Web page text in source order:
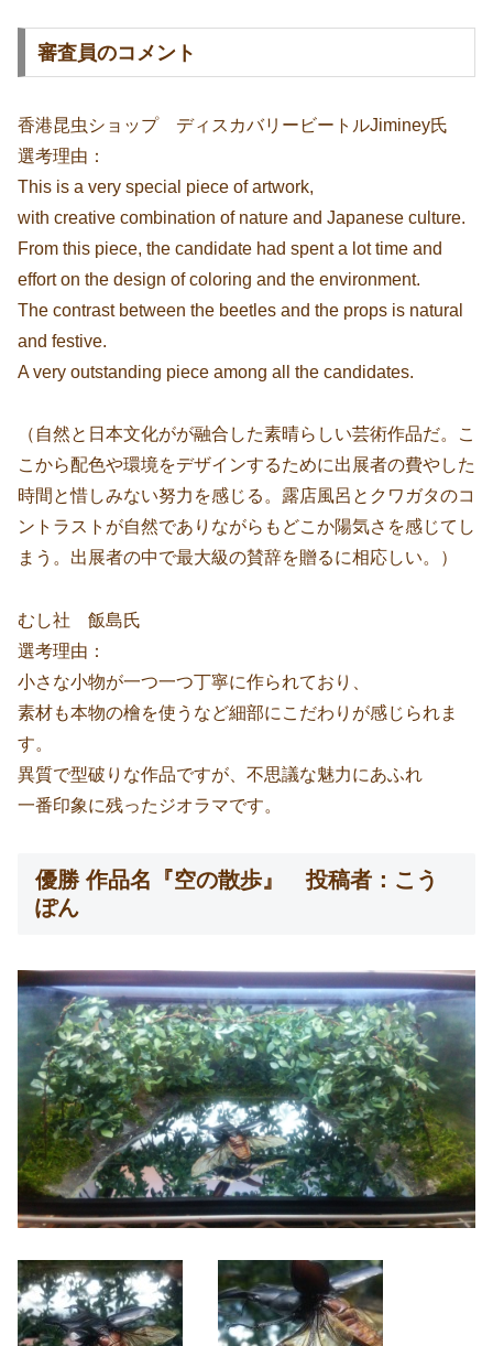
審査員のコメント
香港昆虫ショップ ディスカバリービートルJiminey氏
選考理由：
This is a very special piece of artwork,
with creative combination of nature and Japanese culture.
From this piece, the candidate had spent a lot time and
effort on the design of coloring and the environment.
The contrast between the beetles and the props is natural
and festive.
A very outstanding piece among all the candidates.
（自然と日本文化がが融合した素晴らしい芸術作品だ。こ
こから配色や環境をデザインするために出展者の費やした
時間と惜しみない努力を感じる。露店風呂とクワガタのコ
ントラストが自然でありながらもどこか陽気さを感じてし
まう。出展者の中で最大級の賛辞を贈るに相応しい。）
むし社 飯島氏
選考理由：
小さな小物が一つ一つ丁寧に作られており、
素材も本物の檜を使うなど細部にこだわりが感じられま
す。
異質で型破りな作品ですが、不思議な魅力にあふれ
一番印象に残ったジオラマです。
優勝 作品名『空の散歩』 投稿者：こう
ぽん